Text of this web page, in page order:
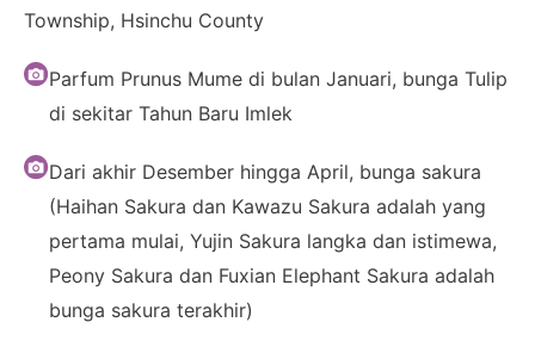
Township, Hsinchu County
Parfum Prunus Mume di bulan Januari, bunga Tulip
di sekitar Tahun Baru Imlek
Dari akhir Desember hingga April, bunga sakura
(Haihan Sakura dan Kawazu Sakura adalah yang
pertama mulai, Yujin Sakura langka dan istimewa,
Peony Sakura dan Fuxian Elephant Sakura adalah
bunga sakura terakhir)